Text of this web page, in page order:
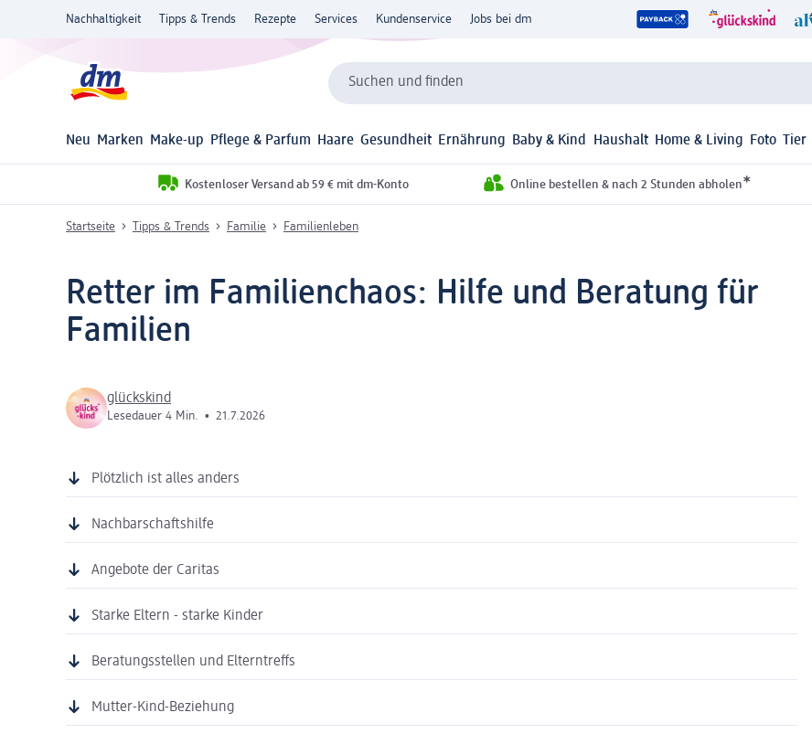
Nachhaltigkeit Tipps & Trends Rezepte Services Kundenservice Jobs bei dm
Suchen und finden
Neu Marken Make-up Pflege & Parfum Haare Gesundheit Ernährung Baby & Kind Haushalt Home & Living Foto Tier
Kostenloser Versand ab 59 € mit dm-Konto Online bestellen & nach 2 Stunden abholen*
Startseite Tipps & Trends Familie Familienleben
Retter im Familienchaos: Hilfe und Beratung für
Familien
glückskind
Lesedauer 4 Min. • 21.7.2026
Plötzlich ist alles anders
Nachbarschaftshilfe
Angebote der Caritas
Starke Eltern - starke Kinder
Beratungsstellen und Elterntreffs
Mutter-Kind-Beziehung